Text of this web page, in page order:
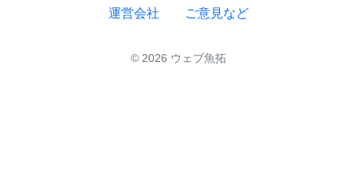
運営会社 ご意見など
© 2026 ウェブ魚拓